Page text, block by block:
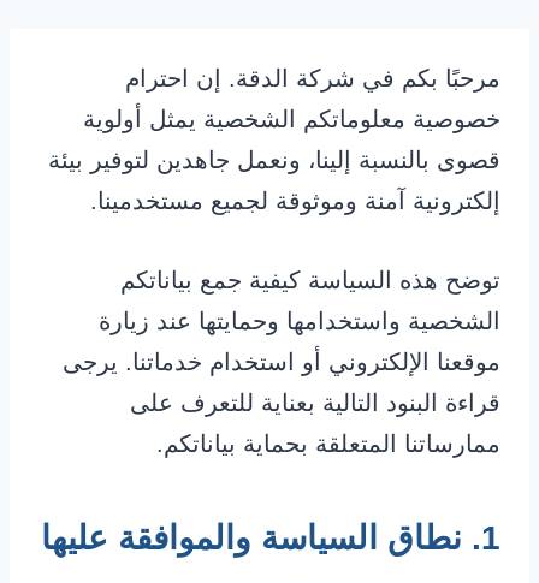
مرحبًا بكم في شركة الدقة. إن احترام
خصوصية معلوماتكم الشخصية يمثل أولوية
قصوى بالنسبة إلينا، ونعمل جاهدين لتوفير بيئة
إلكترونية آمنة وموثوقة لجميع مستخدمينا.
توضح هذه السياسة كيفية جمع بياناتكم
الشخصية واستخدامها وحمايتها عند زيارة
موقعنا الإلكتروني أو استخدام خدماتنا. يرجى
قراءة البنود التالية بعناية للتعرف على
ممارساتنا المتعلقة بحماية بياناتكم.
1. نطاق السياسة والموافقة عليها